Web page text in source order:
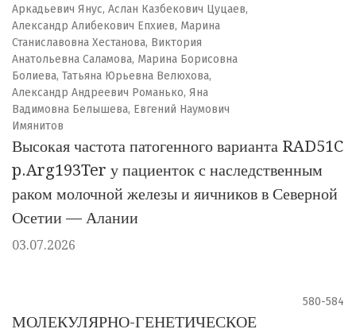
Аркадьевич Янус, Аслан Казбекович Цуцаев,
Александр Алибекович Епхиев, Марина
Станиславовна Хестанова, Виктория
Анатольевна Саламова, Марина Борисовна
Болиева, Татьяна Юрьевна Велюхова,
Александр Андреевич Романько, Яна
Вадимовна Белышева, Евгений Наумович
Имянитов
Высокая частота патогенного варианта RAD51C
p.Arg193Ter у пациенток с наследственным
раком молочной железы и яичников в Северной
Осетии — Алании
03.07.2026
580-584
МОЛЕКУЛЯРНО-ГЕНЕТИЧЕСКОЕ